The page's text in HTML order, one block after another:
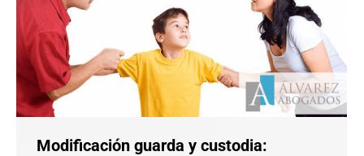
Modificación guarda y custodia: